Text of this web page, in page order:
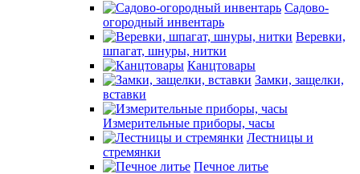
Садово-
огородный инвентарь
Веревки,
шпагат, шнуры, нитки
Канцтовары
Замки, защелки,
вставки
Измерительные приборы, часы
Лестницы и
стремянки
Печное литье